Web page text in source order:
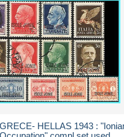
HELLAS 1943 :